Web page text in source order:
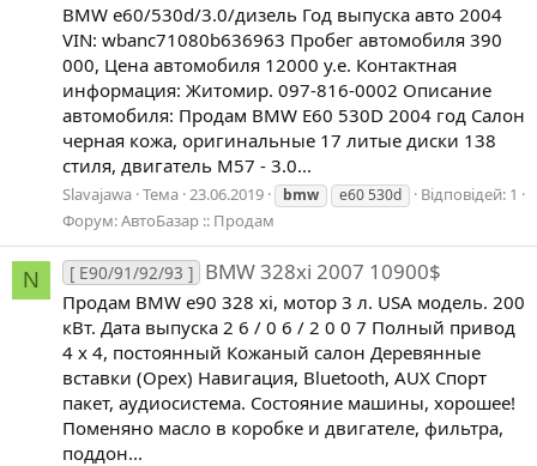
BMW e60/530d/3.0/дизель Год выпуска авто 2004
VIN: wbanc71080b636963 Пробег автомобиля 390
000, Цена автомобиля 12000 у.е. Контактная
информация: Житомир. 097-816-0002 Описание
автомобиля: Продам BMW E60 530D 2004 год Салон
черная кожа, оригинальные 17 литые диски 138
стиля, двигатель М57 - 3.0...
Slavajawa Тема 23.06.2019 bmw e60 530d
Відповідей: 1
Форум:АвтоБазар :: Продам
N [ E90/91/92/93 ] BMW 328xi 2007 10900$
Продам BMW e90 328 xi, мотор 3 л. USA модель. 200
кВт. Дата выпуска 2 6 / 0 6 / 2 0 0 7 Полный привод
4 х 4, постоянный Кожаный салон Деревянные
вставки (Орех) Навигация, Bluetooth, AUX Спорт
пакет, аудиосистема. Состояние машины, хорошее!
Поменяно масло в коробке и двигателе, фильтра,
поддон...